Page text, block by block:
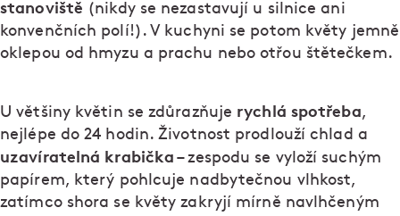
stanoviště (nikdy se nezastavují u silnice ani
konvenčních polí!). V kuchyni se potom květy jemně
oklepou od hmyzu a prachu nebo otřou štětečkem.
U většiny květin se zdůrazňuje rychlá spotřeba,
nejlépe do 24 hodin. Životnost prodlouží chlad a
uzavíratelná krabička – zespodu se vyloží suchým
papírem, který pohlcuje nadbytečnou vlhkost,
zatímco shora se květy zakryjí mírně navlhčeným